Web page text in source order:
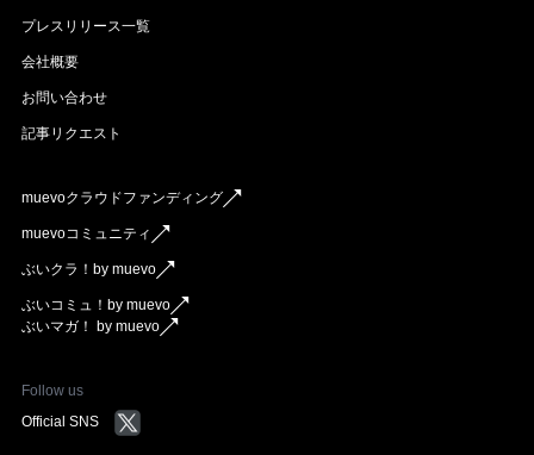
プレスリリース一覧
会社概要
お問い合わせ
記事リクエスト
muevoクラウドファンディング
muevoコミュニティ
ぶいクラ！by muevo
ぶいコミュ！by muevo
ぶいマガ！ by muevo
Follow us
Official SNS